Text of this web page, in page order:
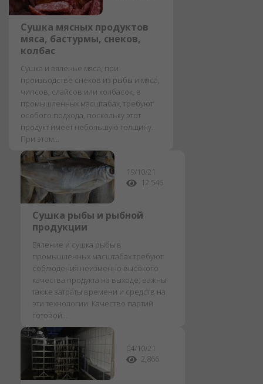
Сушка мясных продуктов
мяса, бастурмы, снеков,
колбас
Сушка и вяленье мяса, при
производстве снеков из рыбы и мяса,
чипсов, слайсов или колбасок, в
промышленных масштабах, требуют
особого подхода, поскольку этот
продукт имеет небольшую толщину.
При этом...
19/10/21
12,546
Сушка рыбы и рыбной
продукции
Вяление и сушка рыбы в
промышленных масштабах требуют
соблюдения неизменно высокого
качества продукта на выходе, важны
также затраты времени и средств на
эти технологии. Качество партий
готовой...
04/10/21
2,866